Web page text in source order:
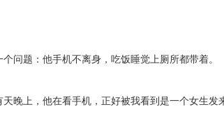
问题：他手机不离身，吃饭睡觉上厕所都带着。
晚上，他在看手机，正好被我看到是一个女生发